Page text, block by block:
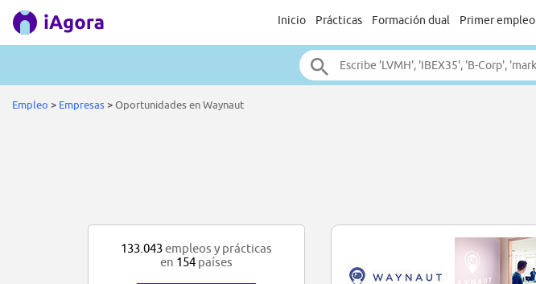
Inicio Prácticas Formación dual Primer empleo
Empleo > Empresas>Oportunidades en Waynaut
133.043empleos y prácticas
en 154 países